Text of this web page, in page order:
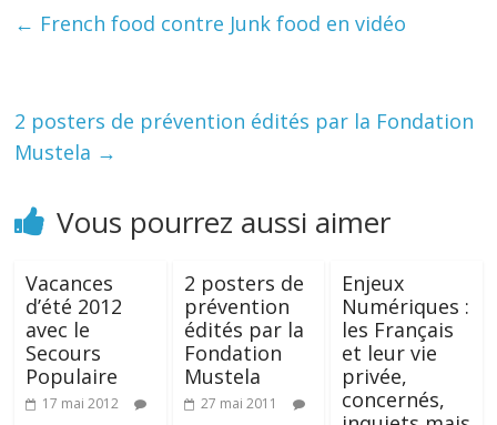
← French food contre Junk food en vidéo
2 posters de prévention édités par la Fondation
Mustela →
Vous pourrez aussi aimer
Vacances
d’été 2012
avec le
Secours
Populaire
17 mai 2012
2 posters de
prévention
édités par la
Fondation
Mustela
27 mai 2011
Enjeux
Numériques :
les Français
et leur vie
privée,
concernés,